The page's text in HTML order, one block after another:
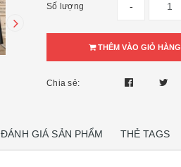
Số lượng -
THÊM VÀO GIỎ HÀNG
Chia sẻ:
ĐÁNH GIÁ SẢN PHẨM THẺ TAGS